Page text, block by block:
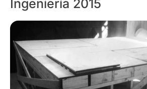
Ingeniería 2015